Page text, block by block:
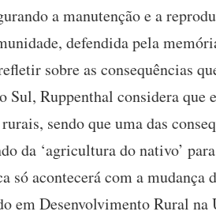
a manutenção e a
defendida pela
sobre as consequências
Ruppenthal considera que
sendo que uma das
da ‘agricultura do nativo’
só acontecerá com a mudança
em Desenvolvimento Rural